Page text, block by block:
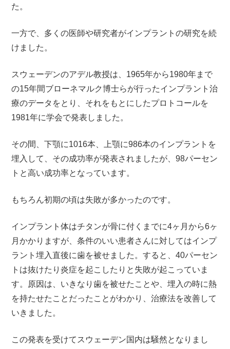
た。
一方で、多くの医師や研究者がインプラントの研究を続
けました。
スウェーデンのアデル教授は、1965年から1980年まで
の15年間ブローネマルク博士らが行ったインプラント治
療のデータをとり、それをもとにしたプロトコールを
1981年に学会で発表しました。
その間、下顎に1016本、上顎に986本のインプラントを
埋入して、その成功率が発表されましたが、98パーセン
トと高い成功率となっています。
もちろん初期の頃は失敗が多かったのです。
インプラント体はチタンが骨に付くまでに4ヶ月から6ヶ
月かかりますが、条件のいい患者さんに対してはインプ
ラント埋入直後に歯を被せました。すると、40パーセン
トは抜けたり炎症を起こしたりと失敗が起こっていま
す。原因は、いきなり歯を被せたことや、埋入の時に熱
を持たせたことだったことがわかり、治療法を改善して
いきました。
この発表を受けてスウェーデン国内は騒然となりまし